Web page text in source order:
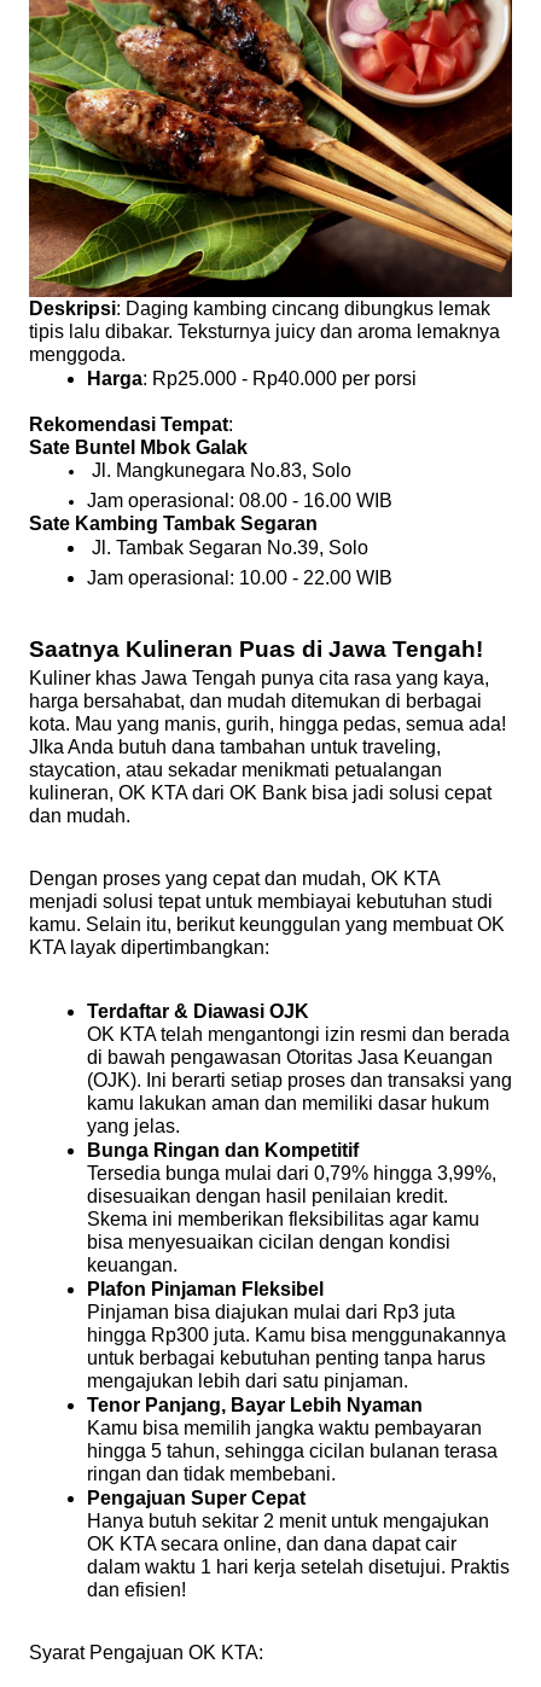
Deskripsi: Daging kambing cincang dibungkus lemak
tipis lalu dibakar. Teksturnya juicy dan aroma lemaknya
menggoda.
Harga: Rp25.000 - Rp40.000 per porsi
Rekomendasi Tempat:
Sate Buntel Mbok Galak
Jl. Mangkunegara No.83, Solo
Jam operasional: 08.00 - 16.00 WIB
Sate Kambing Tambak Segaran
Jl. Tambak Segaran No.39, Solo
Jam operasional: 10.00 - 22.00 WIB
Saatnya Kulineran Puas di Jawa Tengah!
Kuliner khas Jawa Tengah punya cita rasa yang kaya,
harga bersahabat, dan mudah ditemukan di berbagai
kota. Mau yang manis, gurih, hingga pedas, semua ada!
JIka Anda butuh dana tambahan untuk traveling,
staycation, atau sekadar menikmati petualangan
kulineran, OK KTA dari OK Bank bisa jadi solusi cepat
dan mudah.
Dengan proses yang cepat dan mudah, OK KTA
menjadi solusi tepat untuk membiayai kebutuhan studi
kamu. Selain itu, berikut keunggulan yang membuat OK
KTA layak dipertimbangkan:
Terdaftar & Diawasi OJK
OK KTA telah mengantongi izin resmi dan berada
di bawah pengawasan Otoritas Jasa Keuangan
(OJK). Ini berarti setiap proses dan transaksi yang
kamu lakukan aman dan memiliki dasar hukum
yang jelas.
Bunga Ringan dan Kompetitif
Tersedia bunga mulai dari 0,79% hingga 3,99%,
disesuaikan dengan hasil penilaian kredit.
Skema ini memberikan fleksibilitas agar kamu
bisa menyesuaikan cicilan dengan kondisi
keuangan.
Plafon Pinjaman Fleksibel
Pinjaman bisa diajukan mulai dari Rp3 juta
hingga Rp300 juta. Kamu bisa menggunakannya
untuk berbagai kebutuhan penting tanpa harus
mengajukan lebih dari satu pinjaman.
Tenor Panjang, Bayar Lebih Nyaman
Kamu bisa memilih jangka waktu pembayaran
hingga 5 tahun, sehingga cicilan bulanan terasa
ringan dan tidak membebani.
Pengajuan Super Cepat
Hanya butuh sekitar 2 menit untuk mengajukan
OK KTA secara online, dan dana dapat cair
dalam waktu 1 hari kerja setelah disetujui. Praktis
dan efisien!
Syarat Pengajuan OK KTA: